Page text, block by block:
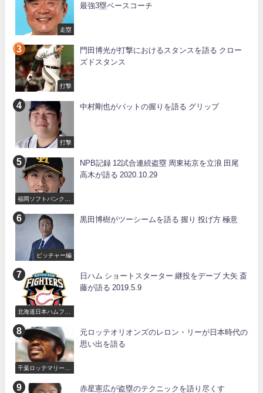
走塁
最強3塁ベースコーチ
打撃
門田博光が打撃におけるスタンスを語る クロー
ズドスタンス
打撃
中村剛也がバットの握りを語る グリップ
福岡ソフトバンクホ
NPB記録 12試合連続盗塁 周東祐京を立浪 田尾
高木が語る 2020.10.29
ピッチャー編
黒田博樹がツーシームを語る 握り 投げ方 極意
北海道日本ハムファ
日ハム ショートスターター 継投をデーブ 大矢 斎
藤が語る 2019.5.9
千葉ロッテマリーン
元ロッテオリオンズのレロン・リーが日本時代の
思い出を語る
赤星憲広が盗塁のテクニックを語り尽くす